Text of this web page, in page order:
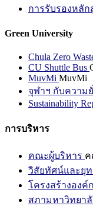
การรับรองหลัก
Green University
Chula Zero
CU Shuttle Bus
MuvMi MuvMi
จุฬาฯ กับความ
Sustainability
การบริหาร
คณะผู้บริหาร ค
วิสัยทัศน์และยุ
โครงสร้างองค์
สภามหาวิทยาลั